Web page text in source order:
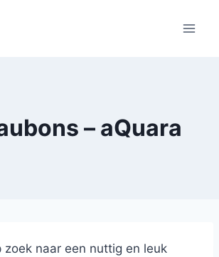
– aQuara
zoek naar een nuttig en leuk